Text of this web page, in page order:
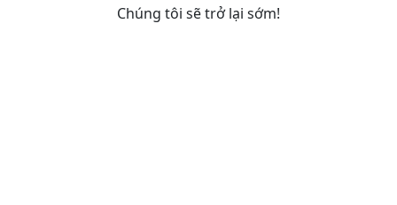
Chúng tôi sẽ trở lại sớm!